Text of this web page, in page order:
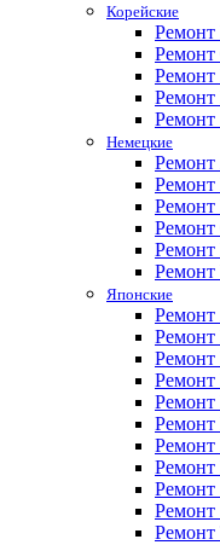
Корейские
Ремонт
Ремонт
Ремонт
Ремонт
Немецкие
Ремонт
Ремонт
Ремонт
Ремонт
Ремонт
Японские
Ремонт
Ремонт
Ремонт
Ремонт
Ремонт
Ремонт
Ремонт
Ремонт
Ремонт
Ремонт